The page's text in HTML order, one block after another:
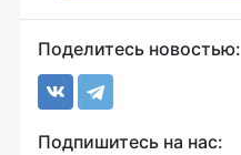
Поделитесь новостью:
Подпишитесь на нас: